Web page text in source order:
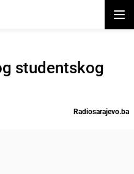
studentskog
Radiosarajevo.ba